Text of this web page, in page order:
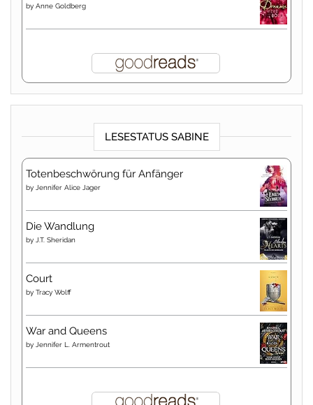
by Anne Goldberg
LESESTATUS SABINE
Totenbeschwörung für Anfänger
by Jennifer Alice Jager
Die Wandlung
by J.T. Sheridan
Court
by Tracy Wolff
War and Queens
by Jennifer L. Armentrout